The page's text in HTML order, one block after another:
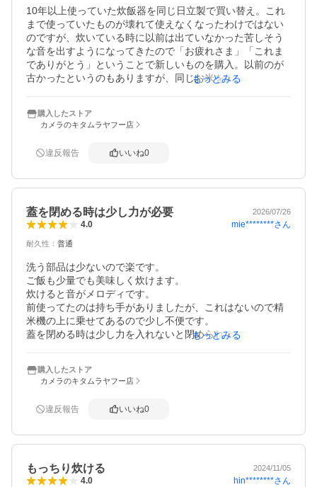
10年以上使っていた炊飯器を同じ日立製で買い替え。これ
まで使っていたものが壊れて使えなくなったわけではない
のですが、炊いている時に以前は出ていなかった苦しそう
な音を出すようになってきたので「お疲れさま」「これま
でありがとう」ということで新しいものを購入。以前のが
古かったというのもありますが、同じお米を炊いてみて こ
い！！ 大変満足しています。
もっとみる
購入したストア
カメラのキタムラヤフー店
違反報告 いいね0
蓋を閉める時は少し力が必要 2026/07/26
4.0 mie********さん
耐久性 ： 普通
洗う部品は少ないので楽です。
ご飯も少量でも美味しく炊けます。
炊けると音がメロディです。
前使ってたのは持ち手がありましたが、これはないので精
米機の上に乗せてあるので少し不便です。
蓋を閉める時は少し力を入れないと閉められません。
もっとみる
購入したストア
カメラのキタムラヤフー店
違反報告 いいね0
もっちり炊ける 2024/11/05
4.0 hin********さん